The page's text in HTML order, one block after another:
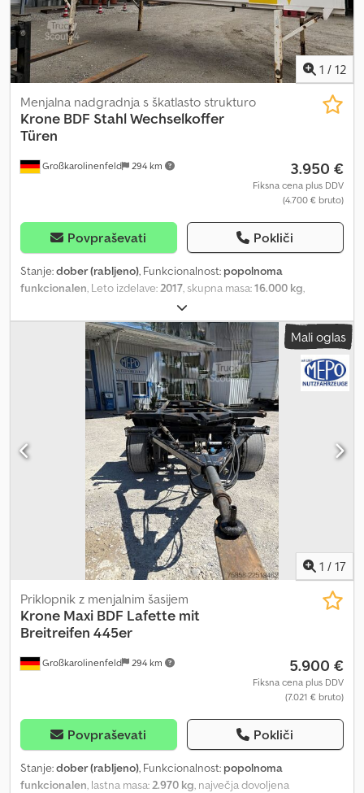
1 / 12
Großkarolinenfeld 294 km
Menjalna nadgradnja s škatlasto strukturo
Krone BDF Stahl Wechselkoffer
Türen
3.950 €
Fiksna cena plus DDV
(4.700 € bruto)
Povpraševati Pokliči
Stanje:dober (rabljeno), Funkcionalnost: popolnoma
funkcionalen, Leto izdelave:2017, skupna masa:16.000 kg,
največja dovoljena obremenitev:13.140 kg
širina tovornega prostora:2.480 mm, dolžina tovornega prostora:
, višina nakladalnega prostora: 2.520 mm
, NEMŠKI
TRGOVEC ponuja: Krone BDF izmenljivi zabojnik Letnik 11 / 2017
16000 kg največja dovoljena masa 2860 kg prazna teža Možno z
žerjavom Dvojni nosilci Zadnja vrata Teleskopske podporne noge
Notranje mere: 7300x2480x2520 mm Napisi so le folija Veliko
izmenljivih nadgradenj in prikolic na zalogi! ##### Dsdpfozti Alsx
Acgsck PROSIMO, POKLIČITE – NE POŠILJAJTE EMAILOV! #####
DOSTAVA MOŽNA PO CELI NEMČIJI! MEPO GOSPODARSKA
VOZILA DOBAVLJA OD LETA 1983! OGLED SAMO PO
PREDHODNEM DOGOVORU! #####
Mali oglas
1 / 17
Großkarolinenfeld 294 km
Priklopnik z menjalnim šasijem
Krone Maxi BDF Lafette mit
Breitreifen 445er
5.900 €
Fiksna cena plus DDV
(7.021 € bruto)
Povpraševati Pokliči
Stanje:dober (rabljeno), Funkcionalnost: popolnoma
funkcionalen, lastna masa:2.970 kg, največja dovoljena